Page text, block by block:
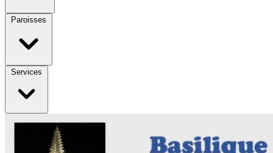
Paroisses
Services